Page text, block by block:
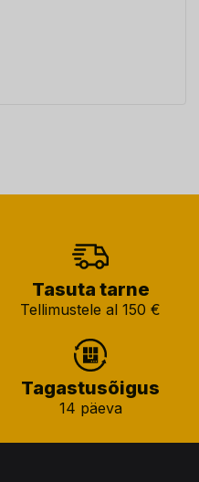
Tasuta tarne
Tellimustele al 150 €
Tagastusõigus
14 päeva